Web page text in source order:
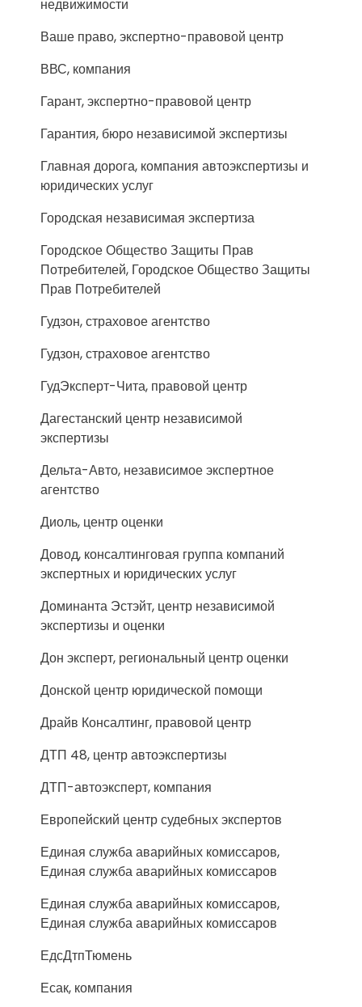
недвижимости
Ваше право, экспертно-правовой центр
ВВС, компания
Гарант, экспертно-правовой центр
Гарантия, бюро независимой экспертизы
Главная дорога, компания автоэкспертизы и
юридических услуг
Городская независимая экспертиза
Городское Общество Защиты Прав
Потребителей, Городское Общество Защиты
Прав Потребителей
Гудзон, страховое агентство
Гудзон, страховое агентство
ГудЭксперт-Чита, правовой центр
Дагестанский центр независимой
экспертизы
Дельта-Авто, независимое экспертное
агентство
Диоль, центр оценки
Довод, консалтинговая группа компаний
экспертных и юридических услуг
Доминанта Эстэйт, центр независимой
экспертизы и оценки
Дон эксперт, региональный центр оценки
Донской центр юридической помощи
Драйв Консалтинг, правовой центр
ДТП 48, центр автоэкспертизы
ДТП-автоэксперт, компания
Европейский центр судебных экспертов
Единая служба аварийных комиссаров,
Единая служба аварийных комиссаров
Единая служба аварийных комиссаров,
Единая служба аварийных комиссаров
ЕдсДтпТюмень
Есак, компания